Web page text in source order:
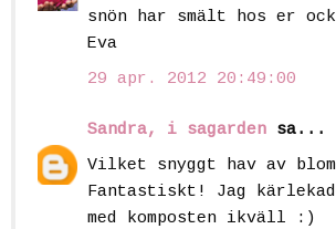
snön har smält hos er
Eva
29 apr. 2012 20:49:00
Sandra, i sagarden sa...
Vilket snyggt hav av
Fantastiskt! Jag
med komposten ikväll :)